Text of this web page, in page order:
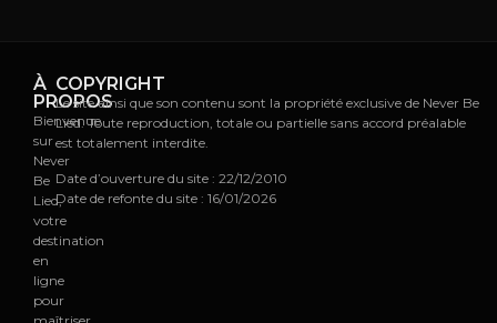
À
PROPOS
Bienvenue
sur
Never
Be
Lied,
votre
destination
en
ligne
pour
COPYRIGHT
Le site ainsi que son contenu sont la propriété exclusive de Never Be
Lied. Toute reproduction, totale ou partielle sans accord préalable
est totalement interdite.
Date d’ouverture du site : 22/12/2010
Date de refonte du site : 16/01/2026